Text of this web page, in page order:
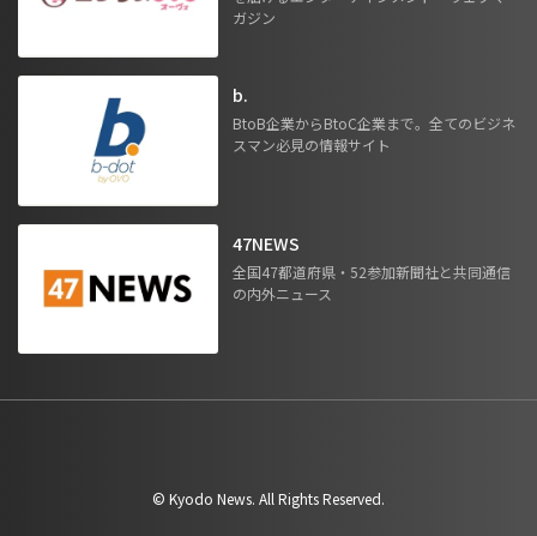
ガジン
b.
BtoB企業からBtoC企業まで。全てのビジネ
スマン必見の情報サイト
47NEWS
全国47都道府県・52参加新聞社と共同通信
の内外ニュース
©︎ Kyodo News. All Rights Reserved.